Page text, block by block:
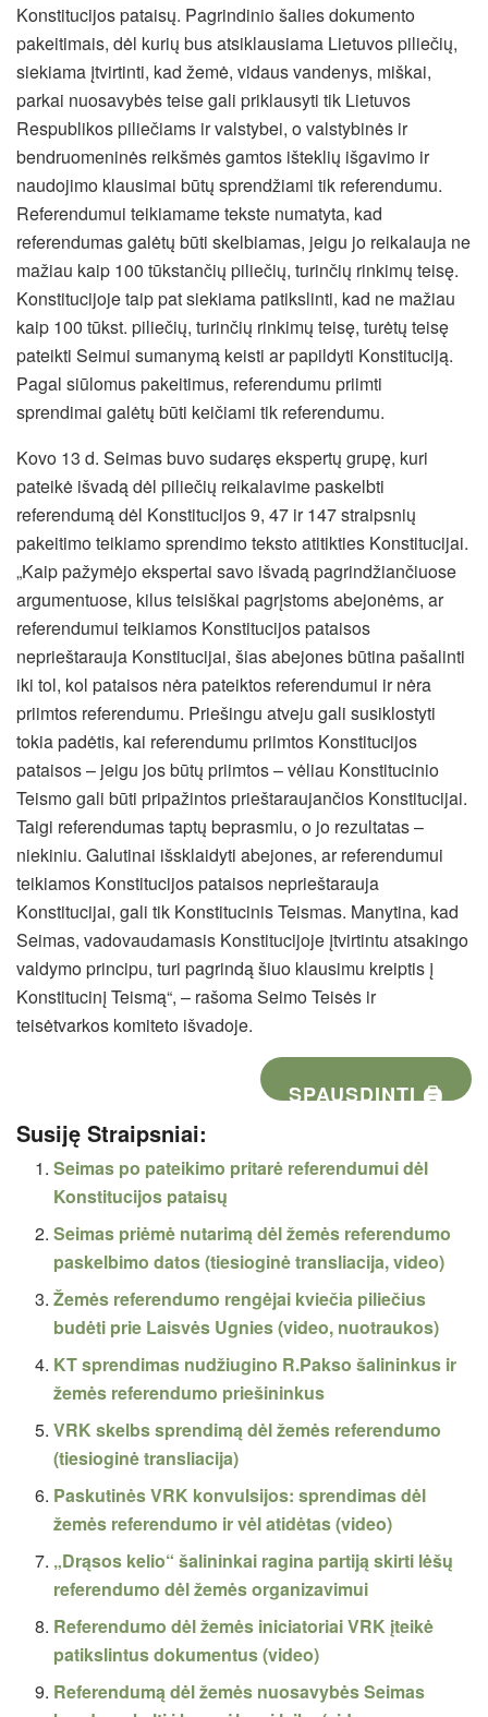
Konstitucijos pataisų. Pagrindinio šalies dokumento
pakeitimais, dėl kurių bus atsiklausiama Lietuvos piliečių,
siekiama įtvirtinti, kad žemė, vidaus vandenys, miškai,
parkai nuosavybės teise gali priklausyti tik Lietuvos
Respublikos piliečiams ir valstybei, o valstybinės ir
bendruomeninės reikšmės gamtos išteklių išgavimo ir
naudojimo klausimai būtų sprendžiami tik referendumu.
Referendumui teikiamame tekste numatyta, kad
referendumas galėtų būti skelbiamas, jeigu jo reikalauja ne
mažiau kaip 100 tūkstančių piliečių, turinčių rinkimų teisę.
Konstitucijoje taip pat siekiama patikslinti, kad ne mažiau
kaip 100 tūkst. piliečių, turinčių rinkimų teisę, turėtų teisę
pateikti Seimui sumanymą keisti ar papildyti Konstituciją.
Pagal siūlomus pakeitimus, referendumu priimti
sprendimai galėtų būti keičiami tik referendumu.
Kovo 13 d. Seimas buvo sudaręs ekspertų grupę, kuri
pateikė išvadą dėl piliečių reikalavime paskelbti
referendumą dėl Konstitucijos 9, 47 ir 147 straipsnių
pakeitimo teikiamo sprendimo teksto atitikties Konstitucijai.
„Kaip pažymėjo ekspertai savo išvadą pagrindžiančiuose
argumentuose, kilus teisiškai pagrįstoms abejonėms, ar
referendumui teikiamos Konstitucijos pataisos
neprieštarauja Konstitucijai, šias abejones būtina pašalinti
iki tol, kol pataisos nėra pateiktos referendumui ir nėra
priimtos referendumu. Priešingu atveju gali susiklostyti
tokia padėtis, kai referendumu priimtos Konstitucijos
pataisos – jeigu jos būtų priimtos – vėliau Konstitucinio
Teismo gali būti pripažintos prieštaraujančios Konstitucijai.
Taigi referendumas taptų beprasmiu, o jo rezultatas –
niekiniu. Galutinai išsklaidyti abejones, ar referendumui
teikiamos Konstitucijos pataisos neprieštarauja
Konstitucijai, gali tik Konstitucinis Teismas. Manytina, kad
Seimas, vadovaudamasis Konstitucijoje įtvirtintu atsakingo
valdymo principu, turi pagrindą šiuo klausimu kreiptis į
Konstitucinį Teismą“, – rašoma Seimo Teisės ir
teisėtvarkos komiteto išvadoje.
SPAUSDINTI 🖨
Susiję Straipsniai:
Seimas po pateikimo pritarė referendumui dėl
Konstitucijos pataisų
Seimas priėmė nutarimą dėl žemės referendumo
paskelbimo datos (tiesioginė transliacija, video)
Žemės referendumo rengėjai kviečia piliečius
budėti prie Laisvės Ugnies (video, nuotraukos)
KT sprendimas nudžiugino R.Pakso šalininkus ir
žemės referendumo priešininkus
VRK skelbs sprendimą dėl žemės referendumo
(tiesioginė transliacija)
Paskutinės VRK konvulsijos: sprendimas dėl
žemės referendumo ir vėl atidėtas (video)
„Drąsos kelio“ šalininkai ragina partiją skirti lėšų
referendumo dėl žemės organizavimui
Referendumo dėl žemės iniciatoriai VRK įteikė
patikslintus dokumentus (video)
Referendumą dėl žemės nuosavybės Seimas